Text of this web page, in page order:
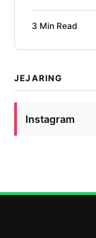
memberikan
(SUSBALAN)
3 Min Read
JEJARING
Instagram